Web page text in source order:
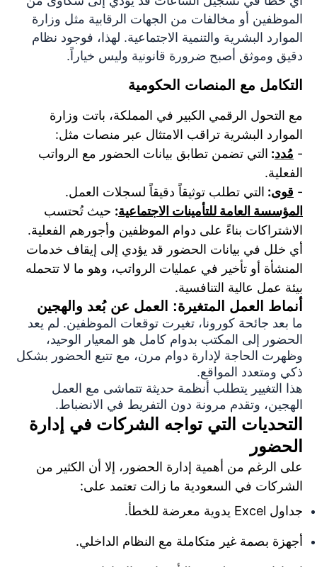
الموظفين أو مخالفات من الجهات الرقابية مثل وزارة
الموارد البشرية والتنمية الاجتماعية. لهذا، فوجود نظام
دقيق وموثق أصبح ضرورة قانونية وليس خياراً.
التكامل مع المنصات الحكومية
مع التحول الرقمي الكبير في المملكة، باتت وزارة
الموارد البشرية تراقب الامتثال عبر منصات مثل:
- مُدد: التي تضمن تطابق بيانات الحضور مع الرواتب
الفعلية.
- قوى: التي تطلب توثيقاً دقيقاً لسجلات العمل.
المؤسسة العامة للتأمينات الاجتماعية: حيث تُحتسب
الاشتراكات بناءً على دوام الموظفين وأجورهم الفعلية.
أي خلل في بيانات الحضور قد يؤدي إلى إيقاف خدمات
المنشأة أو تأخير في عمليات الرواتب، وهو ما لا تتحمله
بيئة عمل عالية التنافسية.
أنماط العمل المتغيرة: العمل عن بُعد والهجين
ما بعد جائحة كورونا، تغيرت توقعات الموظفين. لم يعد
الحضور إلى المكتب بدوام كامل هو المعيار الوحيد،
وظهرت الحاجة لإدارة دوام مرن، مع تتبع الحضور بشكل
ذكي ومتعدد المواقع.
هذا التغيير يتطلب أنظمة حديثة تتماشى مع العمل
الهجين، وتقدم مرونة دون التفريط في الانضباط.
التحديات التي تواجه الشركات في إدارة
الحضور
على الرغم من أهمية إدارة الحضور، إلا أن الكثير من
الشركات في السعودية ما زالت تعتمد على:
جداول Excel يدوية معرضة للخطأ.
أجهزة بصمة غير متكاملة مع النظام الداخلي.